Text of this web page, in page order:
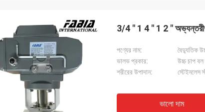
3/4 " 1 4 " 1 2 " অভ্যন্তরীণ
পণ্যের নাম:
বৈদ্যুতিক
ভালভ প্রকার:
উচ্চ চাপ
শরীরের উপাদান:
স্টেইনলেস
ভালো দাম